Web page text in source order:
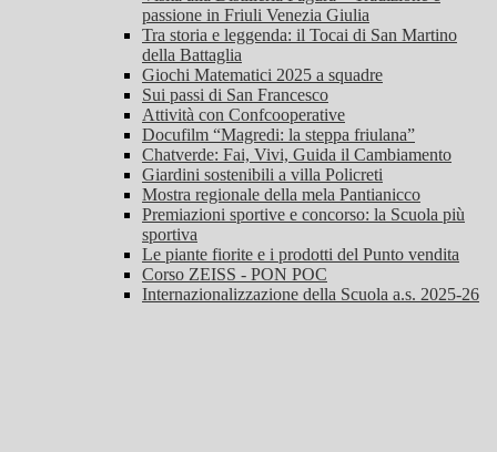
passione in Friuli Venezia Giulia
Tra storia e leggenda: il Tocai di San Martino
della Battaglia
Giochi Matematici 2025 a squadre
Sui passi di San Francesco
Attività con Confcooperative
Docufilm “Magredi: la steppa friulana”
Chatverde: Fai, Vivi, Guida il Cambiamento
Giardini sostenibili a villa Policreti
Mostra regionale della mela Pantianicco
Premiazioni sportive e concorso: la Scuola più
sportiva
Le piante fiorite e i prodotti del Punto vendita
Corso ZEISS - PON POC
Internazionalizzazione della Scuola a.s. 2025-26